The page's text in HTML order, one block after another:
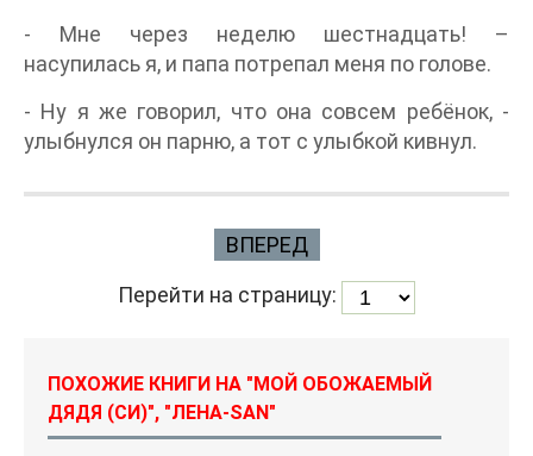
- Мне через неделю шестнадцать! –
насупилась я, и папа потрепал меня по голове.
- Ну я же говорил, что она совсем ребёнок, -
улыбнулся он парню, а тот с улыбкой кивнул.
ВПЕРЕД
Перейти на страницу:
ПОХОЖИЕ КНИГИ НА "МОЙ ОБОЖАЕМЫЙ
ДЯДЯ (СИ)", "ЛЕНА-SAN"